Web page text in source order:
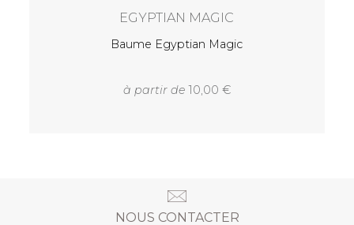
EGYPTIAN MAGIC
Baume Egyptian Magic
à partir de 10,00
NOUS CONTACTER